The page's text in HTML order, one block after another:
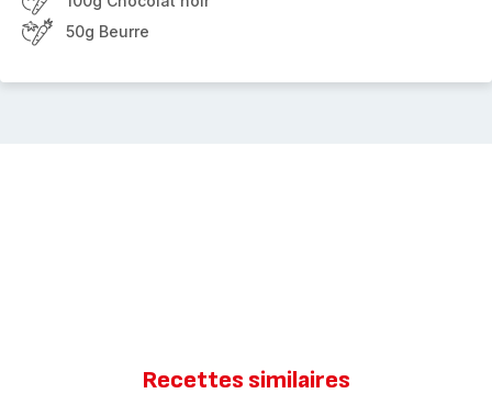
50g Beurre
Recettes similaires